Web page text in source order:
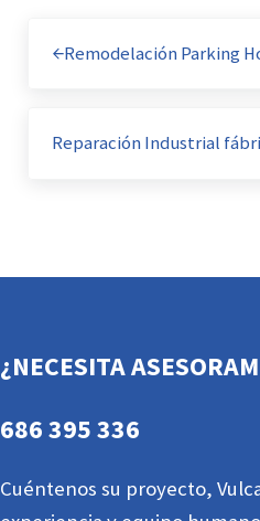
Remodelación Parking
Reparación Industrial
¿NECESITA
686 395 336
Cuéntenos su proyecto,